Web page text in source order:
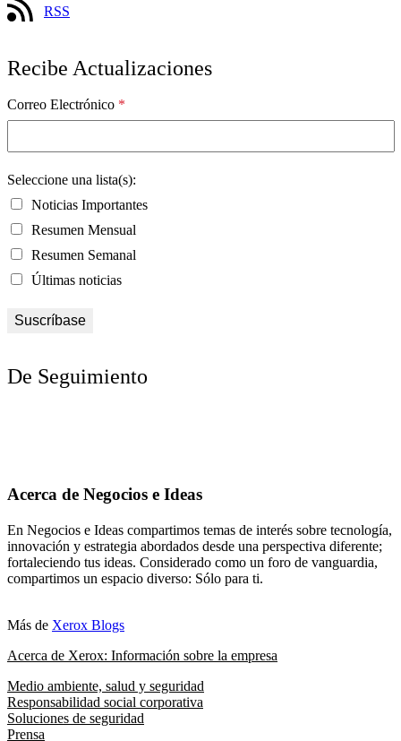
RSS
Recibe Actualizaciones
Correo Electrónico *
Seleccione una lista(s):
Noticias Importantes
Resumen Mensual
Resumen Semanal
Últimas noticias
De Seguimiento
Acerca de Negocios e Ideas
En Negocios e Ideas compartimos temas de interés sobre tecnología,
innovación y estrategia abordados desde una perspectiva diferente;
fortaleciendo tus ideas. Considerado como un foro de vanguardia,
compartimos un espacio diverso: Sólo para ti.
Más de Xerox Blogs
Acerca de Xerox: Información sobre la empresa
Medio ambiente, salud y seguridad
Responsabilidad social corporativa
Soluciones de seguridad
Prensa